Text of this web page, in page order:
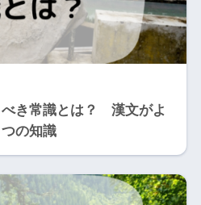
き常識とは？ 漢文がよ
の知識